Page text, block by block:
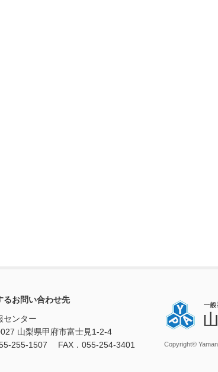
るお問い合わせ先
センター
山梨県甲府市富士見1-2-4
255-1507 FAX．055-254-3401
Copyright©